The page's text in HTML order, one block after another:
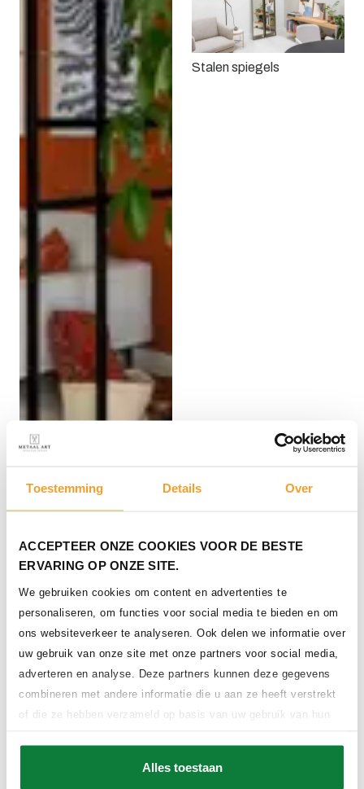
Toestemming Details Over
ACCEPTEER ONZE COOKIES VOOR DE BESTE
ERVARING OP ONZE SITE.
We gebruiken cookies om content en advertenties te
personaliseren, om functies voor social media te bieden en om
ons websiteverkeer te analyseren. Ook delen we informatie over
uw gebruik van onze site met onze partners voor social media,
adverteren en analyse. Deze partners kunnen deze gegevens
combineren met andere informatie die u aan ze heeft verstrekt
of die ze hebben verzameld op basis van uw gebruik van hun
Alles toestaan
Stalen spiegels